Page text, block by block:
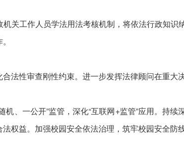
工作人员学法用法考核机制，将依法行政知识
性审查刚性约束。进一步发挥法律顾问在重大
、一公开”监管，深化“互联网+监管”应用。持
权益。加强校园安全依法治理，筑牢校园安全防线